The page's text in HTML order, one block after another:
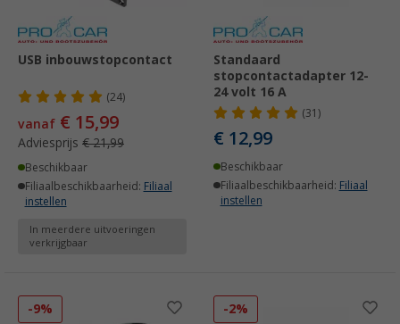
USB inbouwstopcontact
(24)
vanaf € 15,99
Adviesprijs € 21,99
Beschikbaar
Filiaalbeschikbaarheid: Filiaal
instellen
In meerdere uitvoeringen
verkrijgbaar
Standaard
stopcontactadapter 12-
24 volt 16 A
(31)
€ 12,99
Beschikbaar
Filiaalbeschikbaarheid: Filiaal
instellen
-9% -2%